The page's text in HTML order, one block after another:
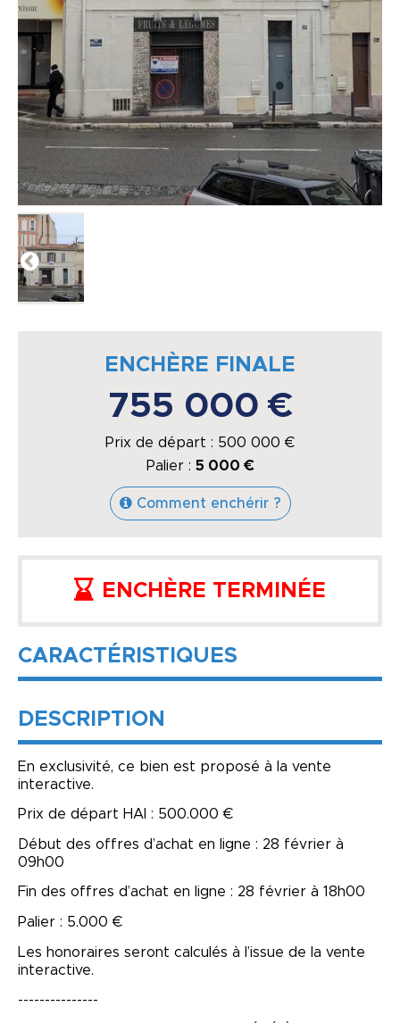
ENCHÈRE FINALE
755 000 €
Prix de départ : 500 000 €
Palier : 5 000 €
Comment enchérir ?
ENCHÈRE TERMINÉE
CARACTÉRISTIQUES
DESCRIPTION
En exclusivité, ce bien est proposé à la vente
interactive.
Prix de départ HAI : 500.000 €
Début des offres d’achat en ligne : 28 février à
09h00
Fin des offres d’achat en ligne : 28 février à 18h00
Palier : 5.000 €
Les honoraires seront calculés à l’issue de la vente
interactive.
---------------